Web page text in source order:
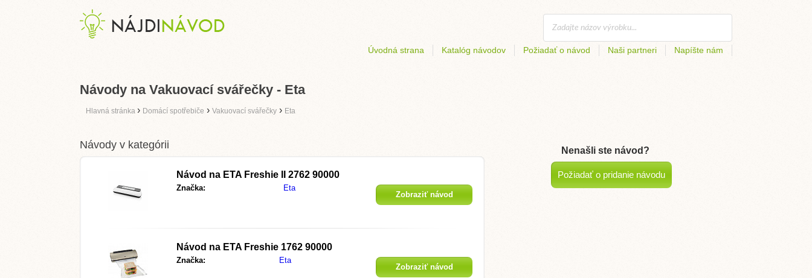
Úvodná strana Katalóg návodov Požiadať o návod Naši partneri Napíšte nám
Návody na Vakuovací svářečky - Eta
Hlavná stránka › Domácí spotřebiče › Vakuovací svářečky › Eta
Návody v kategórii
Návod na ETA Freshie II 2762 90000
Značka: Eta
Zobraziť návod
Návod na ETA Freshie 1762 90000
Značka: Eta
Zobraziť návod
Nenašli ste návod?
Požiadať o pridanie návodu